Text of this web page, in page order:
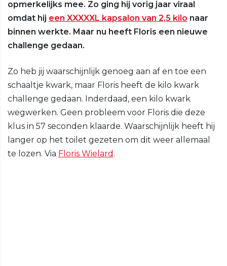
opmerkelijks mee. Zo ging hij vorig jaar viraal
omdat hij een XXXXXL kapsalon van 2,5 kilo naar
binnen werkte. Maar nu heeft Floris een nieuwe
challenge gedaan.
Zo heb jij waarschijnlijk genoeg aan af en toe een
schaaltje kwark, maar Floris heeft de kilo kwark
challenge gedaan. Inderdaad, een kilo kwark
wegwerken. Geen probleem voor Floris die deze
klus in 57 seconden klaarde. Waarschijnlijk heeft hij
langer op het toilet gezeten om dit weer allemaal
te lozen. Via Floris Wielard .